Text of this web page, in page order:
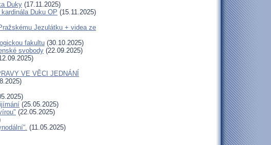
Duky (17.11.2025)
Duku OP (15.11.2025)
Jezulátku + videa ze
fakultu (30.10.2025)
svobody (22.09.2025)
VE VĚCI JEDNÁNÍ
(25.05.2025)
(22.05.2025)
(11.05.2025)